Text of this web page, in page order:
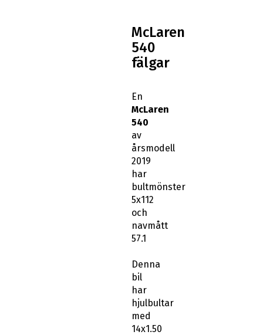
McLaren
540
fälgar
En
McLaren
540
av
årsmodell
2019
har
bultmönster
5x112
och
navmått
57.1
Denna
bil
har
hjulbultar
med
14x1.50